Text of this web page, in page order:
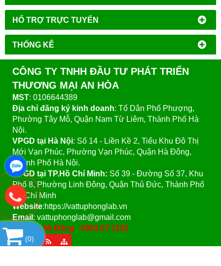
HỔ TRỢ TRỰC TUYẾN
THỐNG KÊ
CÔNG TY TNHH ĐẦU TƯ PHÁT TRIỂN
THƯƠNG MẠI AN HÒA
MST: 0106644389
Địa chỉ đăng ký kinh doanh: Tổ Dân Phố Phượng,
Phường Tây Mỗ, Quận Nam Từ Liêm, Thành Phố Hà
Nội.
VPGD tại Hà Nội: Số 14 - Liền Kề 2, Tiểu Khu Đô Thị
Mới Vạn Phúc, Phường Vạn Phúc, Quận Hà Đông,
Thành Phố Hà Nội.
VPGD tại TP.Hồ Chí Minh: Số 39 - Đường Số 37, Khu
Phố 8, Phường Linh Đông, Quận Thủ Đức, Thành Phố
Hồ Chí Minh
Website:https://vattuphonglab.vn
Email: vattuphonglab@gmail.com
Hotline: Mr.Đăng - 0903.07.1102
(0)